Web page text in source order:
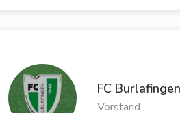
FC Burlafingen
Vorstand